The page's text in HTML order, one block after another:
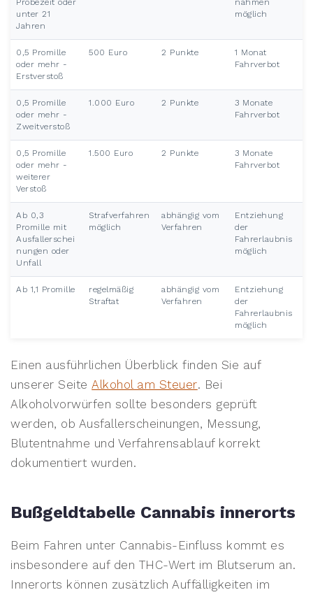
Probezeit oder
unter 21
Jahren
nahmen
möglich
0,5 Promille
oder mehr -
Erstverstoß
500 Euro 2 Punkte
1 Monat
Fahrverbot
0,5 Promille
oder mehr -
Zweitverstoß
1.000 Euro 2 Punkte
3 Monate
Fahrverbot
0,5 Promille
oder mehr -
weiterer
Verstoß
1.500 Euro 2 Punkte
3 Monate
Fahrverbot
Ab 0,3
Promille mit
Ausfallerschei
nungen oder
Unfall
Strafverfahren
möglich
abhängig vom
Verfahren
Entziehung
der
Fahrerlaubnis
möglich
Ab 1,1 Promille
regelmäßig
Straftat
abhängig vom
Verfahren
Entziehung
der
Fahrerlaubnis
möglich
Einen ausführlichen Überblick finden Sie auf
unserer SeiteAlkohol am Steuer. Bei
Alkoholvorwürfen sollte besonders geprüft
werden, ob Ausfallerscheinungen, Messung,
Blutentnahme und Verfahrensablauf korrekt
dokumentiert wurden.
Bußgeldtabelle Cannabis innerorts
Beim Fahren unter Cannabis-Einfluss kommt es
insbesondere auf den THC-Wert im Blutserum an.
Innerorts können zusätzlich Auffälligkeiten im